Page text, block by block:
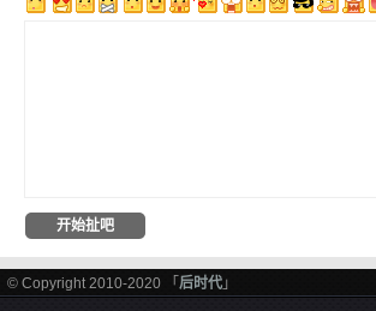
© Copyright 2010-2020 「 后时代 」